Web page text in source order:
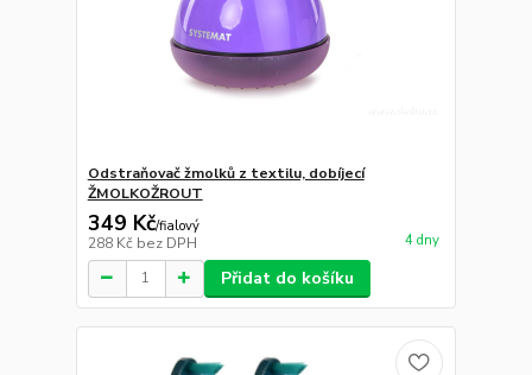
Odstraňovač žmolků z textilu, dobíjecí
ŽMOLKOŽROUT
349 Kč/fialový
288 Kč bez DPH 4 dny
Přidat do košíku